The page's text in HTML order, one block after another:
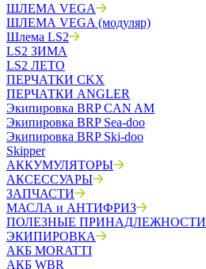
ШЛЕМА VEGA
ШЛЕМА VEGA (модуляр)
Шлема LS2
LS2 ЗИМА
LS2 ЛЕТО
ПЕРЧАТКИ CKX
ПЕРЧАТКИ ANGLER
Экипировка BRP CAN AM
Экипировка BRP Sea-doo
Экипировка BRP Ski-doo
Skipper
АККУМУЛЯТОРЫ
АКСЕССУАРЫ
ЗАПЧАСТИ
МАСЛА и АНТИФРИЗ
ПОЛЕЗНЫЕ ПРИНАДЛЕЖНОСТИ
ЭКИПИРОВКА
АКБ MORATTI
АКБ WBR